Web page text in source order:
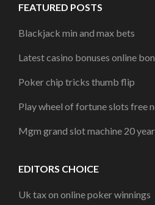
FEATURED POSTS
Blackjack min and max bets
Latest casino bonuses online
Poker chip tricks thumb flip
Play wheel of fortune slots free
Mgm grand slot machine 20
EDITORS CHOICE
Uk tax on online poker winnings